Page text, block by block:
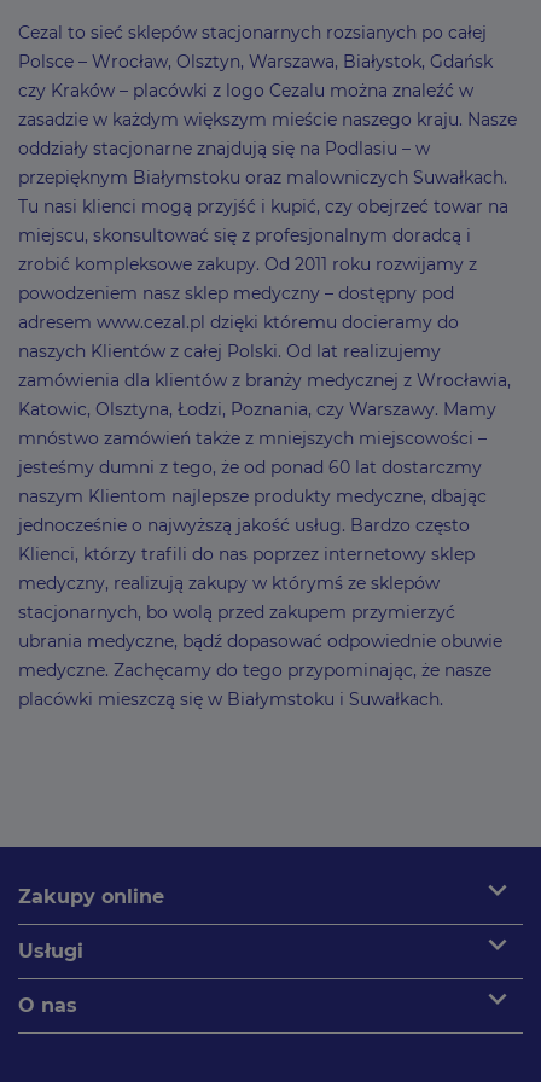
Cezal to sieć sklepów stacjonarnych rozsianych po całej
Polsce – Wrocław, Olsztyn, Warszawa, Białystok, Gdańsk
czy Kraków – placówki z logo Cezalu można znaleźć w
zasadzie w każdym większym mieście naszego kraju. Nasze
oddziały stacjonarne znajdują się na Podlasiu – w
przepięknym Białymstoku oraz malowniczych Suwałkach.
Tu nasi klienci mogą przyjść i kupić, czy obejrzeć towar na
miejscu, skonsultować się z profesjonalnym doradcą i
zrobić kompleksowe zakupy. Od 2011 roku rozwijamy z
powodzeniem nasz sklep medyczny – dostępny pod
adresem www.cezal.pl dzięki któremu docieramy do
naszych Klientów z całej Polski. Od lat realizujemy
zamówienia dla klientów z branży medycznej z Wrocławia,
Katowic, Olsztyna, Łodzi, Poznania, czy Warszawy. Mamy
mnóstwo zamówień także z mniejszych miejscowości –
jesteśmy dumni z tego, że od ponad 60 lat dostarczmy
naszym Klientom najlepsze produkty medyczne, dbając
jednocześnie o najwyższą jakość usług. Bardzo często
Klienci, którzy trafili do nas poprzez internetowy sklep
medyczny, realizują zakupy w którymś ze sklepów
stacjonarnych, bo wolą przed zakupem przymierzyć
ubrania medyczne, bądź dopasować odpowiednie obuwie
medyczne. Zachęcamy do tego przypominając, że nasze
placówki mieszczą się w Białymstoku i Suwałkach.
Zakupy online expand_more
Usługi expand_more
O nas expand_more